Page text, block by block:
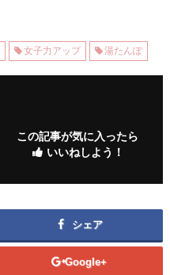
女子力アップ 湯たんぽ
この記事が気に入ったら
いいねしよう！
シェア
Google+